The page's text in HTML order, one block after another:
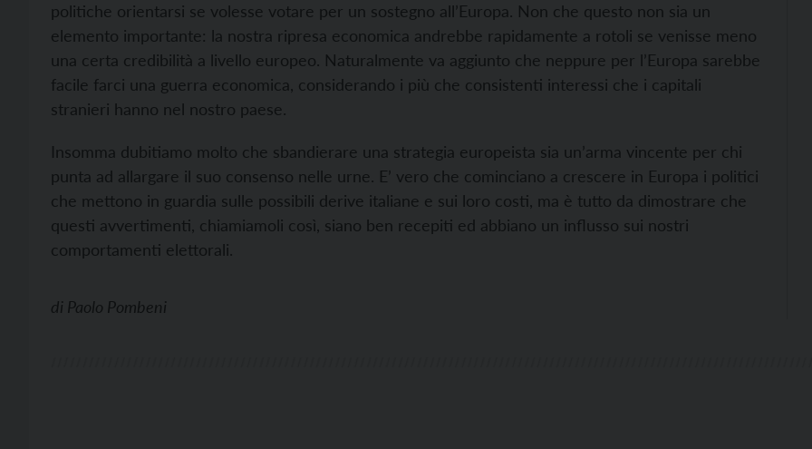
politiche orientarsi se volesse votare per un sostegno all’Europa. Non che questo non sia un
elemento importante: la nostra ripresa economica andrebbe rapidamente a rotoli se venisse meno
una certa credibilità a livello europeo. Naturalmente va aggiunto che neppure per l’Europa sarebbe
facile farci una guerra economica, considerando i più che consistenti interessi che i capitali
stranieri hanno nel nostro paese.
Insomma dubitiamo molto che sbandierare una strategia europeista sia un’arma vincente per chi
punta ad allargare il suo consenso nelle urne. E’ vero che cominciano a crescere in Europa i politici
che mettono in guardia sulle possibili derive italiane e sui loro costi, ma è tutto da dimostrare che
questi avvertimenti, chiamiamoli così, siano ben recepiti ed abbiano un influsso sui nostri
comportamenti elettorali.
di Paolo Pombeni